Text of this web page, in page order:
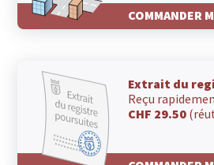
COMMANDER
Extrait du
Reçu
CHF 29.50